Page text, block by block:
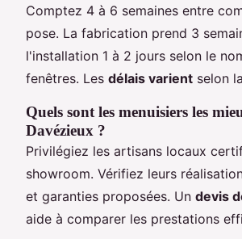
Comptez 4 à 6 semaines entre
pose. La fabrication prend 3
l'installation 1 à 2 jours selon le
fenêtres. Les délais varient selon
Quels sont les menuisiers les
Davézieux ?
Privilégiez les artisans locaux
showroom. Vérifiez leurs
et garanties proposées. Un devis
aide à comparer les prestations